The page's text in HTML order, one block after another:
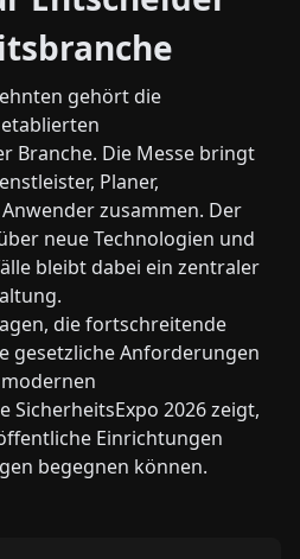
gehört die
Branche. Die Messe bringt
Planer,
zusammen. Der
neue Technologien und
bleibt dabei ein zentraler
die fortschreitende
gesetzliche Anforderungen
SicherheitsExpo 2026 zeigt,
Einrichtungen
begegnen können.